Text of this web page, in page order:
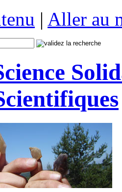
| Aller au